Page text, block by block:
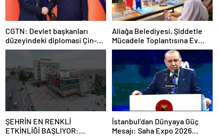
CGTN: Devlet başkanları
düzeyindeki diplomasi Çin-
Rusya arasındaki büyüyen
ortaklığı güçlendiriyor
Aliağa Belediyesi, Şiddetle
Mücadele Toplantısına Ev
Sahipliği Yaptı
ŞEHRİN EN RENKLİ
ETKİNLİĞİ BAŞLIYOR:
İstanbul’dan Dünyaya Güç
Mesajı: Saha Expo 2026